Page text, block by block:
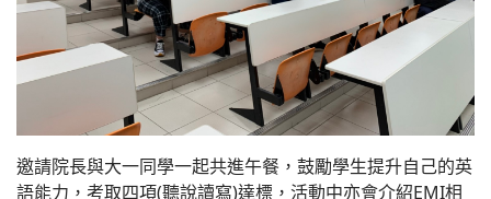
邀請院長與大一同學一起共進午餐，鼓勵學生提升自己的英
語能力，考取四項(聽說讀寫)達標，活動中亦會介紹EMI相